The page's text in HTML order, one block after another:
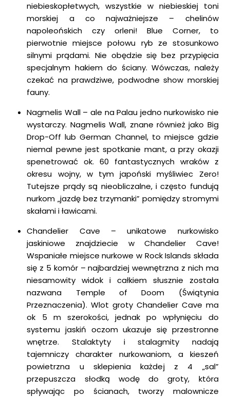
niebieskopłetwych, wszystkie w niebieskiej toni
morskiej a co najważniejsze – chelinów
napoleońskich czy orleni! Blue Corner, to
pierwotnie miejsce połowu ryb ze stosunkowo
silnymi prądami. Nie obędzie się bez przypięcia
specjalnym hakiem do ściany. Wówczas, należy
czekać na prawdziwe, podwodne show morskiej
fauny.
Nagmelis Wall – ale na Palau jedno nurkowisko nie
wystarczy. Nagmelis Wall, znane również jako Big
Drop-Off lub German Channel, to miejsce gdzie
niemal pewne jest spotkanie mant, a przy okazji
spenetrować ok. 60 fantastycznych wraków z
okresu wojny, w tym japoński myśliwiec Zero!
Tutejsze prądy są nieobliczalne, i często fundują
nurkom „jazdę bez trzymanki” pomiędzy stromymi
skałami i ławicami.
Chandelier Cave – unikatowe nurkowisko
jaskiniowe znajdziecie w Chandelier Cave!
Wspaniałe miejsce nurkowe w Rock Islands składa
się z 5 komór – najbardziej wewnętrzna z nich ma
niesamowity widok i całkiem słusznie została
nazwana Temple of Doom (Świątynia
Przeznaczenia). Wlot groty Chandelier Cave ma
ok 5 m szerokości, jednak po wpłynięciu do
systemu jaskiń oczom ukazuje się przestronne
wnętrze. Stalaktyty i stalagmity nadają
tajemniczy charakter nurkowaniom, a kieszeń
powietrzna u sklepienia każdej z 4 „sal”
przepuszcza słodką wodę do groty, która
spływając po ścianach, tworzy malownicze